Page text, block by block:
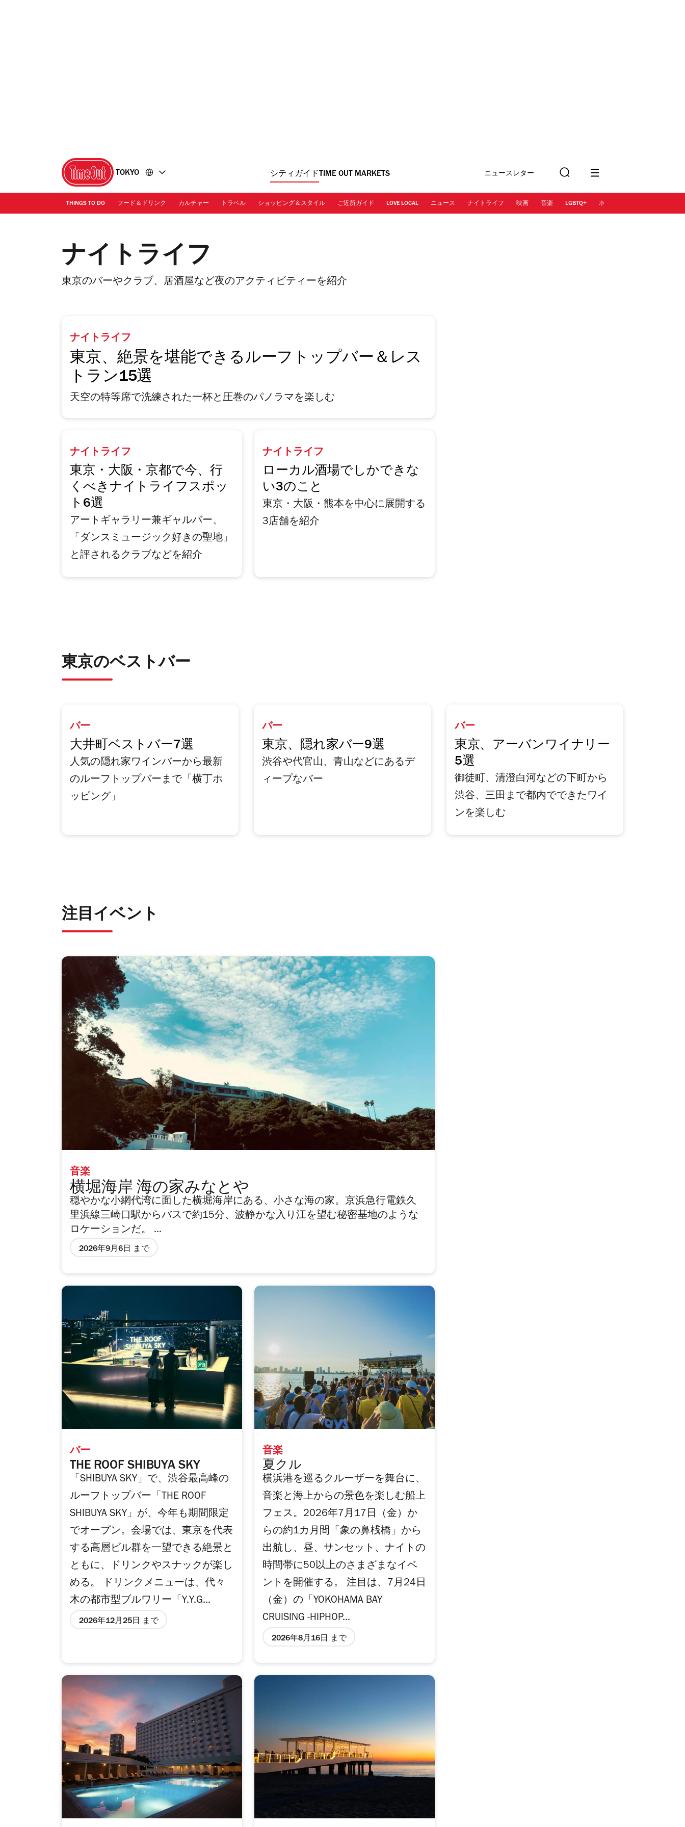
TOKYO シティガイド TIME OUT MARKETS ニュースレター
に登録
索
THINGS TO DO フード＆ドリンク カルチャー トラベル ショッピング＆スタイル ご近所ガイド LOVE LOCAL ニュース ナイトライフ 映画 音楽 LGBTQ+ ホテル
ナイトライフ
東京のバーやクラブ、居酒屋など夜のアクティビティーを紹介
ナイトライフ
東京、絶景を堪能できるルーフトップバー＆レス
トラン15選
天空の特等席で洗練された一杯と圧巻のパノラマを楽しむ
ナイトライフ
東京・大阪・京都で今、行
くべきナイトライフスポッ
ト6選
アートギャラリー兼ギャルバー、
「ダンスミュージック好きの聖地」
と評されるクラブなどを紹介
ナイトライフ
ローカル酒場でしかできな
い3のこと
東京・大阪・熊本を中心に展開する
3店舗を紹介
東京のベストバー
バー
大井町ベストバー7選
人気の隠れ家ワインバーから最新
のルーフトップバーまで「横丁ホ
ッピング」
バー
東京、隠れ家バー9選
渋谷や代官山、青山などにあるデ
ィープなバー
バー
東京、アーバンワイナリー
5選
御徒町、清澄白河などの下町から
渋谷、三田まで都内でできたワイ
ンを楽しむ
注目イベント
音楽
横堀海岸 海の家みなとや
穏やかな小網代湾に面した横堀海岸にある、小さな海の家。京浜急行電鉄久
里浜線三崎口駅からバスで約15分、波静かな入り江を望む秘密基地のような
ロケーションだ。 ...
2026年9月6日 まで
バー
THE ROOF SHIBUYA SKY
「SHIBUYA SKY」で、渋谷最高峰の
ルーフトップバー「THE ROOF
SHIBUYA SKY」が、今年も期間限定
でオープン。会場では、東京を代表
する高層ビル群を一望できる絶景と
ともに、ドリンクやスナックが楽し
める。 ドリンクメニューは、代々
木の都市型ブルワリー「Y.Y.G...
2026年12月25日 まで
音楽
夏クル
横浜港を巡るクルーザーを舞台に、
音楽と海上からの景色を楽しむ船上
フェス。2026年7月17日（金）か
らの約1カ月間「象の鼻桟橋」から
出航し、昼、サンセット、ナイトの
時間帯に50以上のさまざまなイベ
ントを開催する。 注目は、7月24日
（金）の「YOKOHAMA BAY
CRUISING -HIPHOP...
2026年8月16日 まで